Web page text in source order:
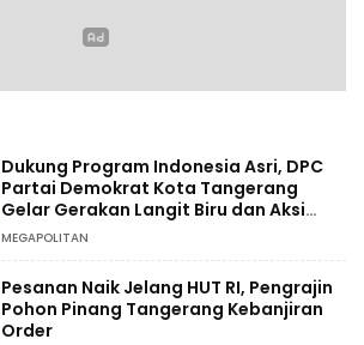
Dukung Program Indonesia Asri, DPC
Partai Demokrat Kota Tangerang
Gelar Gerakan Langit Biru dan Aksi
Tanam Pohon
MEGAPOLITAN
Pesanan Naik Jelang HUT RI, Pengrajin
Pohon Pinang Tangerang Kebanjiran
Order